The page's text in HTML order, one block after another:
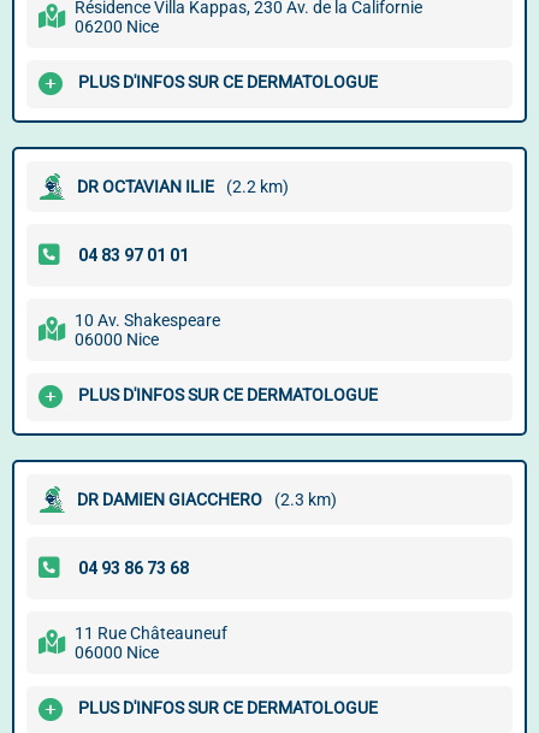
Résidence Villa Kappas, 230 Av. de la Californie
06200 Nice
PLUS D'INFOS SUR CE DERMATOLOGUE
DR OCTAVIAN ILIE (2.2 km)
10 Av. Shakespeare
06000 Nice
PLUS D'INFOS SUR CE DERMATOLOGUE
DR DAMIEN GIACCHERO (2.3 km)
11 Rue Châteauneuf
06000 Nice
PLUS D'INFOS SUR CE DERMATOLOGUE